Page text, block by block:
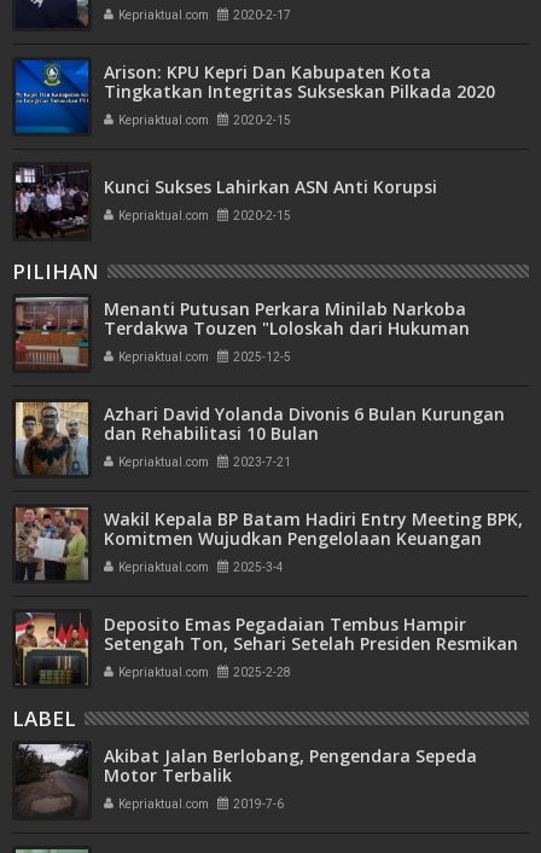
Kepriaktual.com 2020-2-17
Arison: KPU Kepri Dan Kabupaten Kota
Tingkatkan Integritas Sukseskan Pilkada 2020
Kepriaktual.com 2020-2-15
Kunci Sukses Lahirkan ASN Anti Korupsi
Kepriaktual.com 2020-2-15
PILIHAN
Menanti Putusan Perkara Minilab Narkoba
Terdakwa Touzen "Loloskah dari Hukuman
Seumur Hidup atau Mati"
Kepriaktual.com 2025-12-5
Azhari David Yolanda Divonis 6 Bulan Kurungan
dan Rehabilitasi 10 Bulan
Kepriaktual.com 2023-7-21
Wakil Kepala BP Batam Hadiri Entry Meeting BPK,
Komitmen Wujudkan Pengelolaan Keuangan
Transparan dan Akuntabel
Kepriaktual.com 2025-3-4
Deposito Emas Pegadaian Tembus Hampir
Setengah Ton, Sehari Setelah Presiden Resmikan
Bank Emas
Kepriaktual.com 2025-2-28
LABEL
Akibat Jalan Berlobang, Pengendara Sepeda
Motor Terbalik
Kepriaktual.com 2019-7-6